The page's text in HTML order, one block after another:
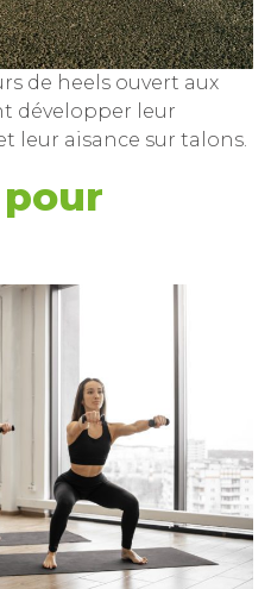
de heels ouvert aux
développer leur
leur aisance sur talons.